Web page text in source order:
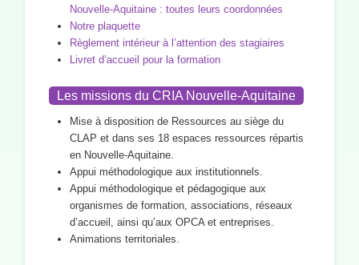
Nouvelle-Aquitaine : toutes leurs coordonnées
Notre plaquette
Règlement intérieur à l’attention des stagiaires
Livret d’accueil pour la formation
Les missions du CRIA Nouvelle-Aquitaine
Mise à disposition de Ressources au siège du
CLAP et dans ses 18 espaces ressources répartis
en Nouvelle-Aquitaine.
Appui méthodologique aux institutionnels.
Appui méthodologique et pédagogique aux
organismes de formation, associations, réseaux
d’accueil, ainsi qu’aux OPCA et entreprises.
Animations territoriales.